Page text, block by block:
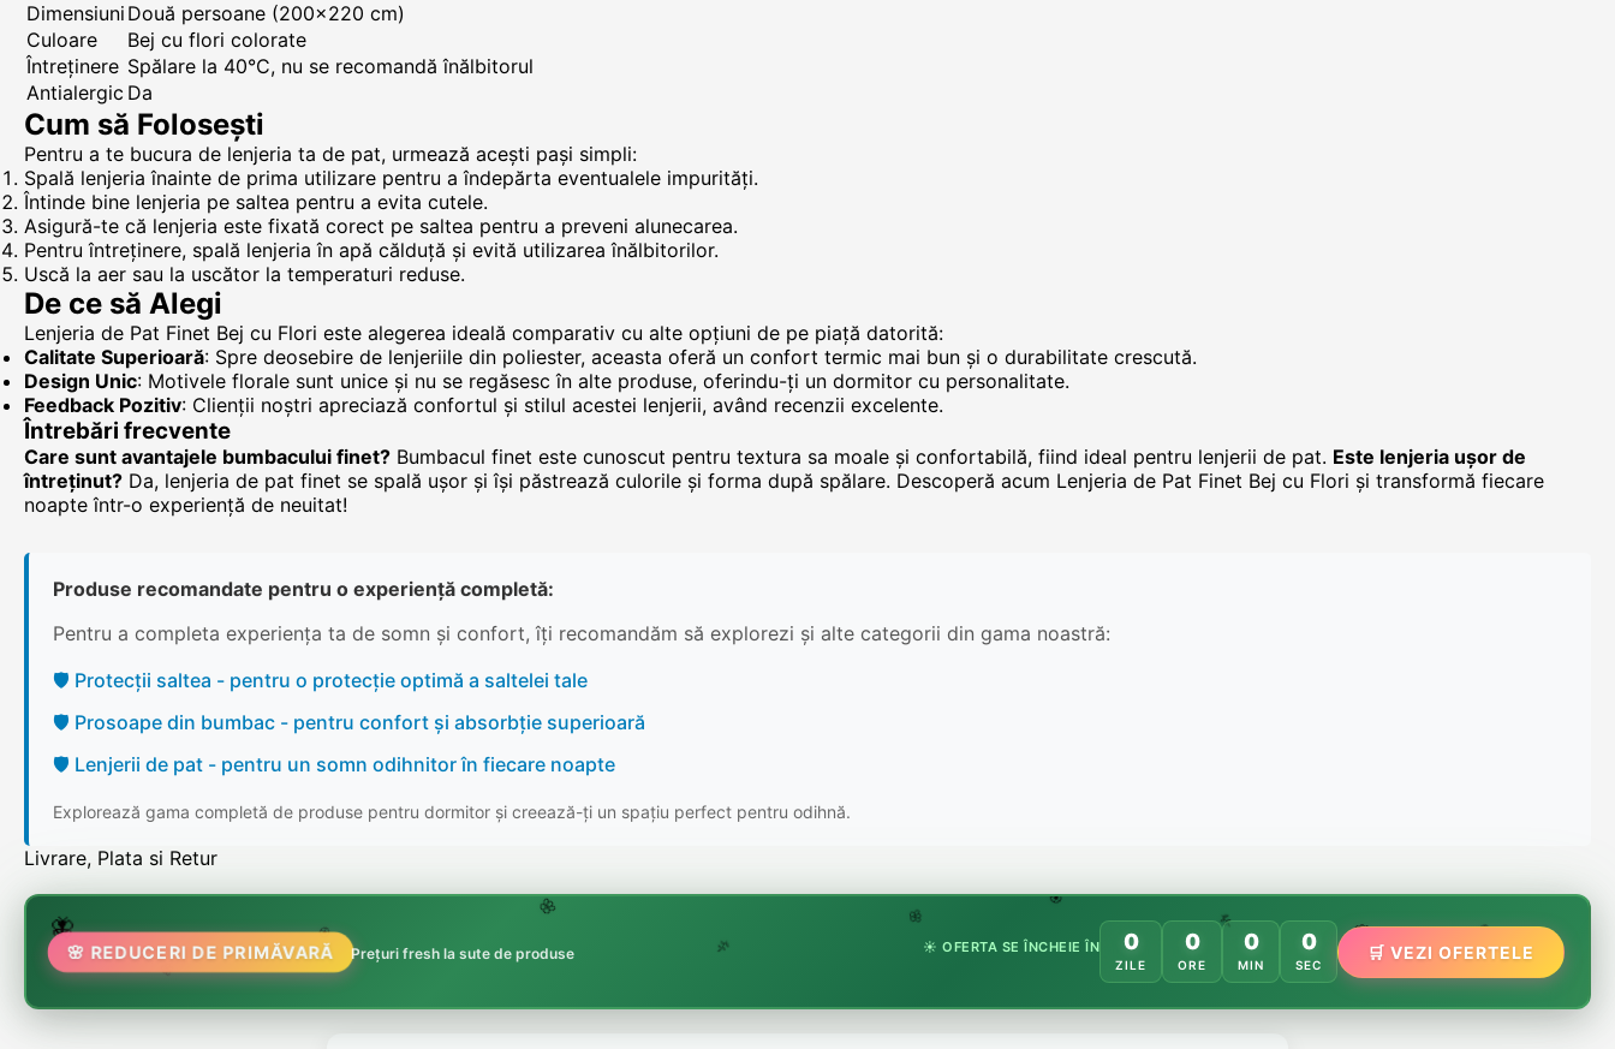
Dimensiuni Două persoane (200x220 cm)
Culoare
Bej cu flori colorate
Întreținere Spălare la 40°C, nu se recomandă înălbitorul
Antialergic Da
Cum să Folosești
Pentru a te bucura de lenjeria ta de pat, urmează acești pași simpli:
Spală lenjeria înainte de prima utilizare pentru a îndepărta eventualele impurități.
Întinde bine lenjeria pe saltea pentru a evita cutele.
Asigură-te că lenjeria este fixată corect pe saltea pentru a preveni alunecarea.
Pentru întreținere, spală lenjeria în apă călduță și evită utilizarea înălbitorilor.
Uscă la aer sau la uscător la temperaturi reduse.
De ce să Alegi
Lenjeria de Pat Finet Bej cu Flori este alegerea ideală comparativ cu alte opțiuni de pe piață datorită:
Calitate Superioară: Spre deosebire de lenjeriile din poliester, aceasta oferă un confort termic mai bun și o durabilitate crescută.
Design Unic: Motivele florale sunt unice și nu se regăsesc în alte produse, oferindu-ți un dormitor cu personalitate.
Feedback Pozitiv: Clienții noștri apreciază confortul și stilul acestei lenjerii, având recenzii excelente.
Întrebări frecvente
Care sunt avantajele bumbacului finet? Bumbacul finet este cunoscut pentru textura sa moale și confortabilă, fiind ideal pentru lenjerii de pat. Este lenjeria ușor de
întreținut? Da, lenjeria de pat finet se spală ușor și își păstrează culorile și forma după spălare. Descoperă acum Lenjeria de Pat Finet Bej cu Flori și transformă fiecare
noapte într-o experiență de neuitat!
Produse recomandate pentru o experiență completă:
Pentru a completa experiența ta de somn și confort, îți recomandăm să explorezi și alte categorii din gama noastră:
🛡️ Protecții saltea - pentru o protecție optimă a saltelei tale
🛡️ Prosoape din bumbac - pentru confort și absorbție superioară
🛡️ Lenjerii de pat - pentru un somn odihnitor în fiecare noapte
Explorează gama completă de produse pentru dormitor și creează-ți un spațiu perfect pentru odihnă.
Livrare, Plata si Retur
🏵️
🌸
🌿
🌸
🌷
🦋
🌸 REDUCERI DE PRIMĂVARĂ Prețuri fresh la sute de produse ☀️ OFERTA SE ÎNCHEIE ÎN 0
ZILE
0
ORE
0
MIN
0
SEC
🛒 VEZI OFERTELE